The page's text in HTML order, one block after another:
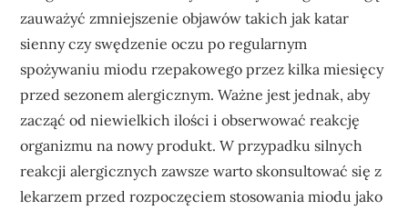
zauważyć zmniejszenie objawów takich jak katar
sienny czy swędzenie oczu po regularnym
spożywaniu miodu rzepakowego przez kilka miesięcy
przed sezonem alergicznym. Ważne jest jednak, aby
zacząć od niewielkich ilości i obserwować reakcję
organizmu na nowy produkt. W przypadku silnych
reakcji alergicznych zawsze warto skonsultować się z
lekarzem przed rozpoczęciem stosowania miodu jako